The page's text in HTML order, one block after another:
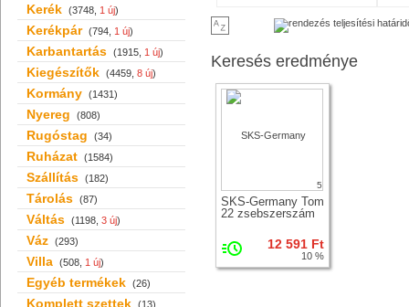
Kerék (3748, 1 új)
Kerékpár (794, 1 új)
Karbantartás (1915, 1 új)
Kiegészítők (4459, 8 új)
Kormány (1431)
Nyereg (808)
Rugóstag (34)
Ruházat (1584)
Szállítás (182)
Tárolás (87)
Váltás (1198, 3 új)
Váz (293)
Villa (508, 1 új)
Egyéb termékek (26)
Komplett szettek (13)
Keresés eredménye
5
SKS-Germany Tom
22 zsebszerszám
12 591 Ft
10 %